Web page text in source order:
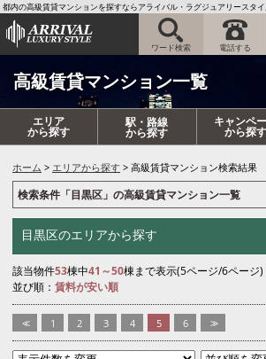
都内の高級賃貸マンションを探すならアライバル・ラグジュアリースタ
ワード検索 電話する
高級賃貸マンション一覧
エリア
から探す
駅・路線
から探す
キャンペ
から探す
ホーム エリアから探す 高級賃貸マンション検索結果
検索条件「目黒区」の高級賃貸マンション一覧
目黒区のエリアから探す
該当物件53棟中41～50棟まで表示(5ページ/6ページ)
並び順： 賃料が安い順
<< 1 2 3 4 5 6 >>